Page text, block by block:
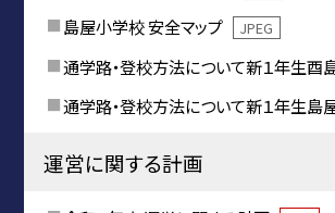
島屋小学校 安全マップ JPEG
通学路・登校方法について新１年生酉
通学路・登校方法について新１年生島
運営に関する計画